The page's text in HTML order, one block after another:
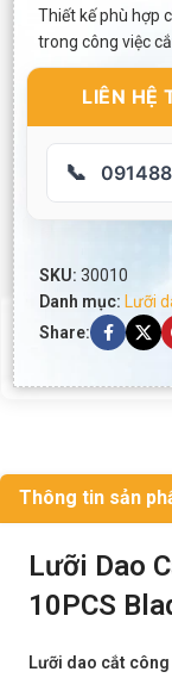
Thiết kế phù hợp
trong công việc
LIÊN HỆ
📞
SKU: 30010
Danh mục: Lưỡi
Share:
Thông tin sản
Lưỡi Dao
10PCS
Lưỡi dao cắt